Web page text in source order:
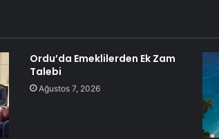
Ordu’da Emeklilerden Ek Zam
Talebi
Ağustos 7, 2026